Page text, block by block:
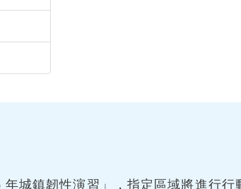
城鎮韌性演習」，指定區域將進行行